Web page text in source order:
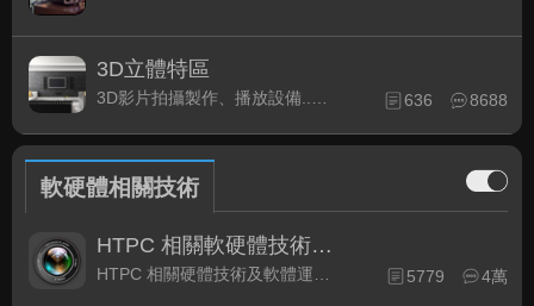
3D立體特區
3D影片拍攝製作、播放設備..等相關討論 636 8688
軟硬體相關技術
HTPC 相關軟硬體技術及運用
5779 4萬